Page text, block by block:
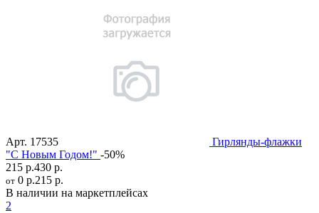
Арт. 17535
Гирлянды-флажки
"С Новым Годом!" -50%
215 р.430 р.
от 0 р.215 р.
В наличии на маркетплейсах
2